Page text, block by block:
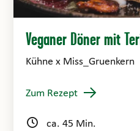
Veganer Döner mit
Kühne x Miss_Gruenkern
Zum Rezept
ca. 45 Min.